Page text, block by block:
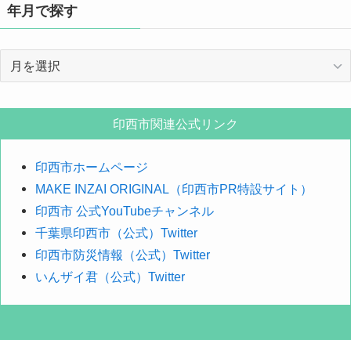
年月で探す
す
印西市関連公式リンク
印西市ホームページ
MAKE INZAI ORIGINAL（印西市PR特設サイト）
印西市 公式YouTubeチャンネル
千葉県印西市（公式）Twitter
印西市防災情報（公式）Twitter
いんザイ君（公式）Twitter